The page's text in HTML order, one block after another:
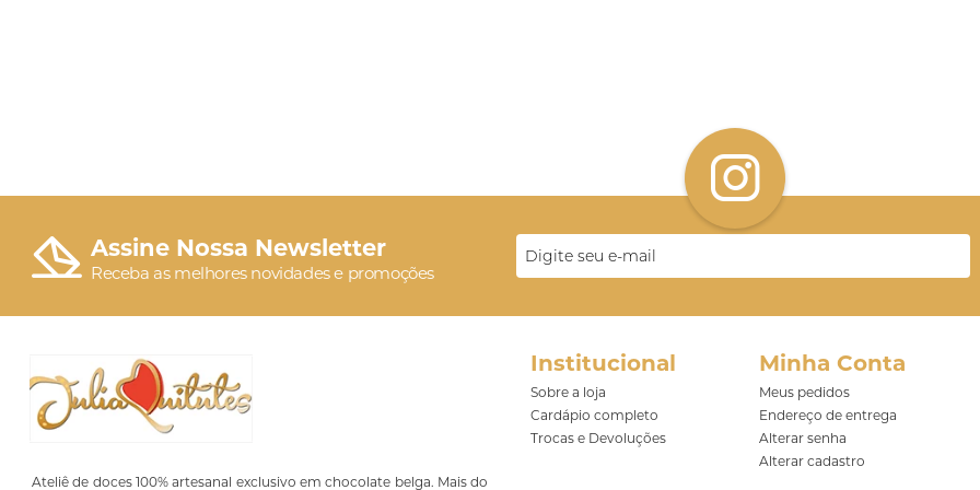
Assine Nossa Newsletter
Receba as melhores novidades e promoções
Ateliê de doces 100% artesanal exclusivo em chocolate belga. Mais do
Institucional
Sobre a loja
Cardápio completo
Trocas e Devoluções
Minha Conta
Meus pedidos
Endereço de entrega
Alterar senha
Alterar cadastro